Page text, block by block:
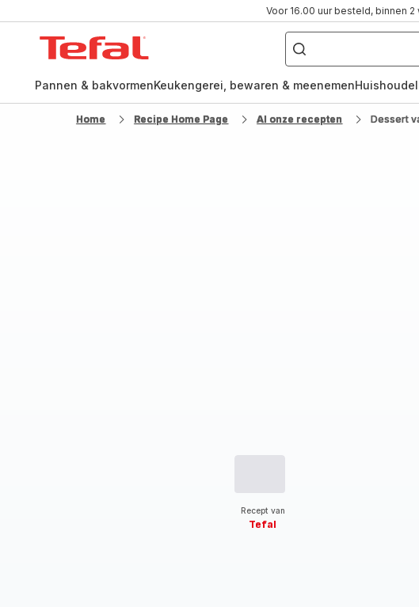
Voor 16.00 uur besteld, binnen
Waar
ben
naar
Pannen & bakvormenKeukengerei, bewaren & meenemen
Home Recipe Home Page Al onze recepten Dessert
Recept van
Tefal